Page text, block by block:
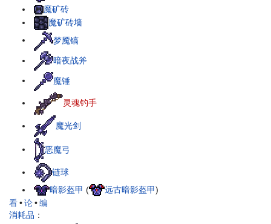
魔矿砖
魔矿砖墙
梦魇镐
暗夜战斧
魔锤
灵魂钓手
魔光剑
恶魔弓
链球
暗影盔甲 ( 远古暗影盔甲)
看•论•编
消耗品 ：